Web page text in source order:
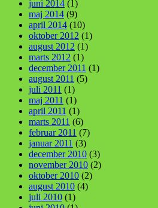
juni 2014 (1)
maj 2014 (9)
april 2014 (10)
oktober 2012 (1)
august 2012 (1)
marts 2012 (1)
december 2011 (1)
august 2011 (5)
juli 2011 (1)
maj 2011 (1)
april 2011 (1)
marts 2011 (6)
februar 2011 (7)
januar 2011 (3)
december 2010 (3)
november 2010 (2)
oktober 2010 (2)
august 2010 (4)
juli 2010 (1)